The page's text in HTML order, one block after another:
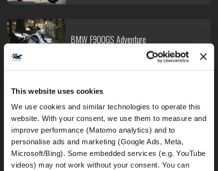
This website uses cookies
We use cookies and similar technologies to operate this
website. With your consent, we use them to measure and
improve performance (Matomo analytics) and to
personalise ads and marketing (Google Ads, Meta,
Microsoft/Bing). Some embedded services (e.g. YouTube
videos) may not work without your consent. You can
BMW F900GS Adventure
BMW R1250GS - bajo
BMW R1250GS